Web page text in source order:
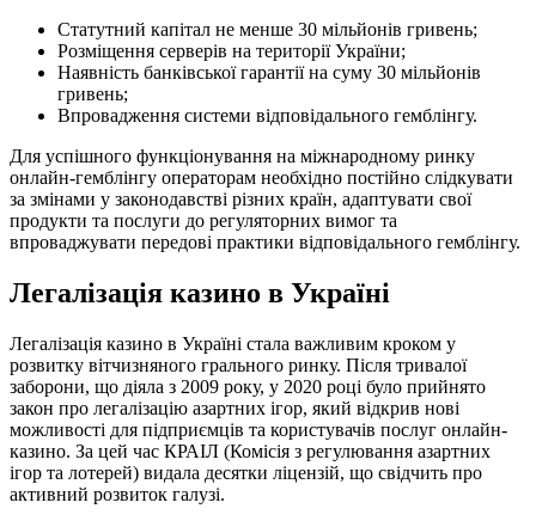
Статутний капітал не менше 30 мільйонів гривень;
Розміщення серверів на території України;
Наявність банківської гарантії на суму 30 мільйонів
гривень;
Впровадження системи відповідального гемблінгу.
Для успішного функціонування на міжнародному ринку
онлайн-гемблінгу операторам необхідно постійно слідкувати
за змінами у законодавстві різних країн, адаптувати свої
продукти та послуги до регуляторних вимог та
впроваджувати передові практики відповідального гемблінгу.
Легалізація казино в Україні
Легалізація казино в Україні стала важливим кроком у
розвитку вітчизняного грального ринку. Після тривалої
заборони, що діяла з 2009 року, у 2020 році було прийнято
закон про легалізацію азартних ігор, який відкрив нові
можливості для підприємців та користувачів послуг онлайн-
казино. За цей час КРАІЛ (Комісія з регулювання азартних
ігор та лотерей) видала десятки ліцензій, що свідчить про
активний розвиток галузі.